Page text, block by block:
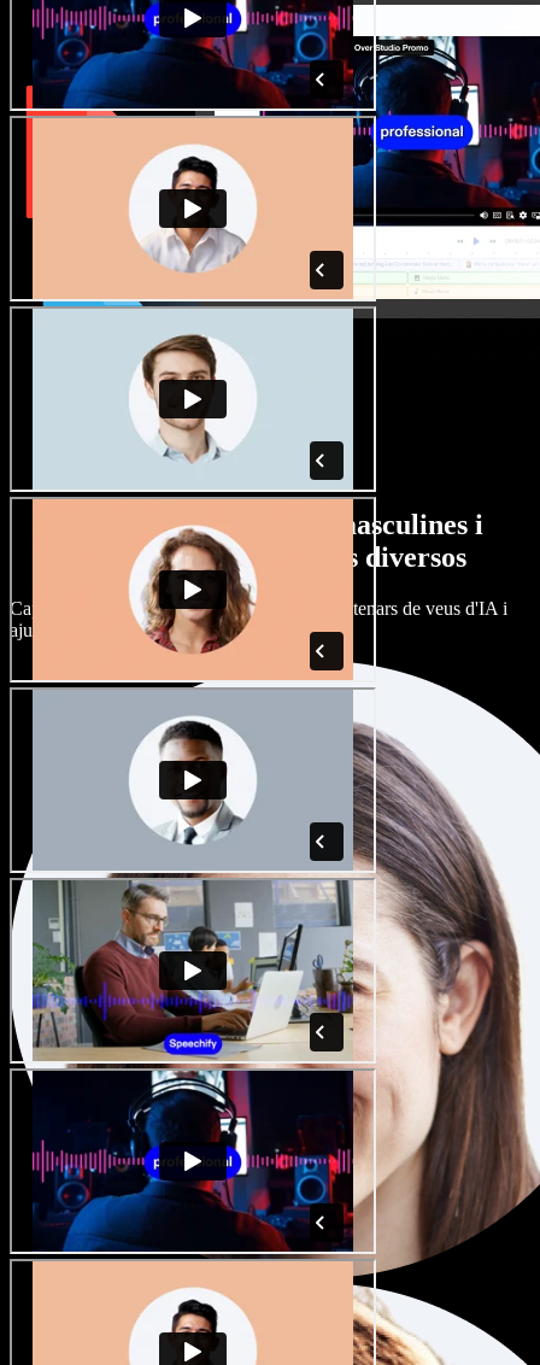
Gran varietat de veus masculines i
femenines amb accents diversos
Cap projecte ha de sonar igual. Tria entre centenars de veus d'IA i
ajusta'n l’accent.